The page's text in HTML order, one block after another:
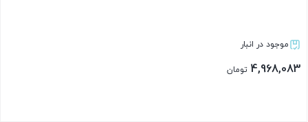
موجود در انبار
4,968,083 تومان